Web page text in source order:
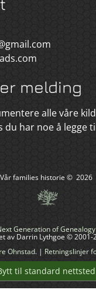
melding
alle våre
du har noe å legge
Vår families historie © 2026
Generation of
av Darrin Lythgoe © 2001-
Ohnstad. | Retningslinjer
til standard nettsted